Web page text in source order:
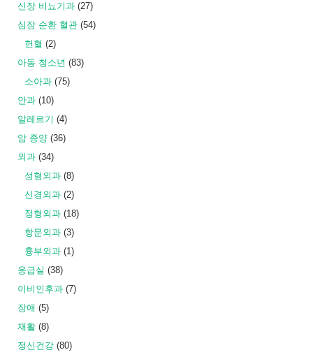
신장 비뇨기과 (27)
심장 순환 혈관 (54)
헌혈 (2)
아동 청소년 (83)
소아과 (75)
안과 (10)
알레르기 (4)
암 종양 (36)
외과 (34)
성형외과 (8)
신경외과 (2)
정형외과 (18)
항문외과 (3)
흉부외과 (1)
응급실 (38)
이비인후과 (7)
장애 (5)
재활 (8)
정신건강 (80)